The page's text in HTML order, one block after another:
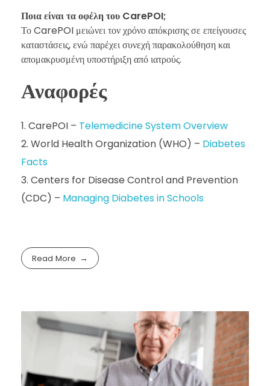
Ποια είναι τα οφέλη του CarePOI;
Το CarePOI μειώνει τον χρόνο απόκρισης σε επείγουσες
καταστάσεις, ενώ παρέχει συνεχή παρακολούθηση και
απομακρυσμένη υποστήριξη από ιατρούς.
Αναφορές
CarePOI – Telemedicine System Overview
World Health Organization (WHO) – Diabetes
Facts
Centers for Disease Control and Prevention
(CDC) – Managing Diabetes in Schools
Read More